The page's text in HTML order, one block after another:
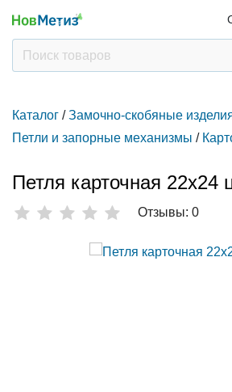
Каталог / Замочно-скобяные
Петли и запорные механизмы /
Петля карточная 22х24
Отзывы: 0